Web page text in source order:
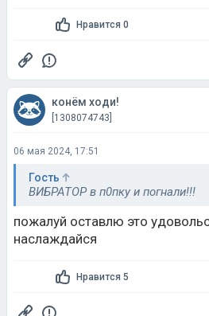
Нравится 0
конём ходи!
[1308074743]
06 мая 2024, 17:51
Гость
ВИБРАТОР в п0пку и погнали!!!
пожалуй оставлю это
наслаждайся
Нравится 5